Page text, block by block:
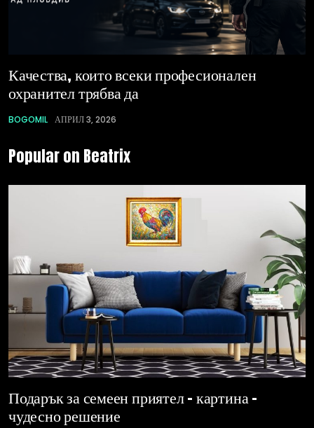
Качества, които всеки професионален
охранител трябва да
BOGOMIL АПРИЛ 3, 2026
Popular on Beatrix
Подарък за семеен приятел – картина –
чудесно решение